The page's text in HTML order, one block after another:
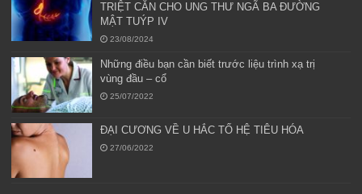
TRIỆT CĂN CHO UNG THƯ NGÃ BA ĐƯỜNG
MẬT TUÝP IV
23/08/2024
Những điều bạn cần biết trước liệu trình xạ trị
vùng đầu – cổ
25/07/2022
ĐẠI CƯƠNG VỀ U HẮC TỐ HỆ TIÊU HÓA
27/06/2022